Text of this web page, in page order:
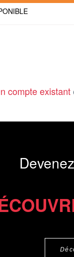
compte existant